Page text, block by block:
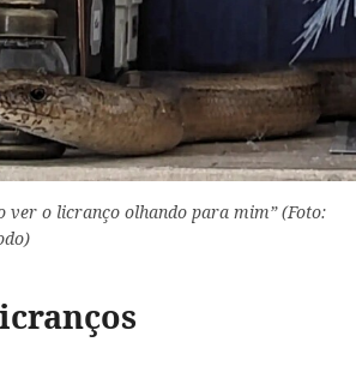
ver o licranço olhando para mim” (Foto: